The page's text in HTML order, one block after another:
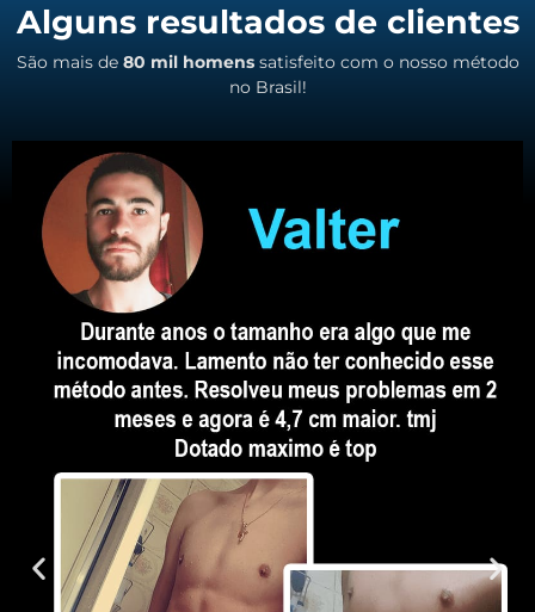
Alguns resultados de clientes
São mais de 80 mil homenssatisfeito com o nosso método
no Brasil!